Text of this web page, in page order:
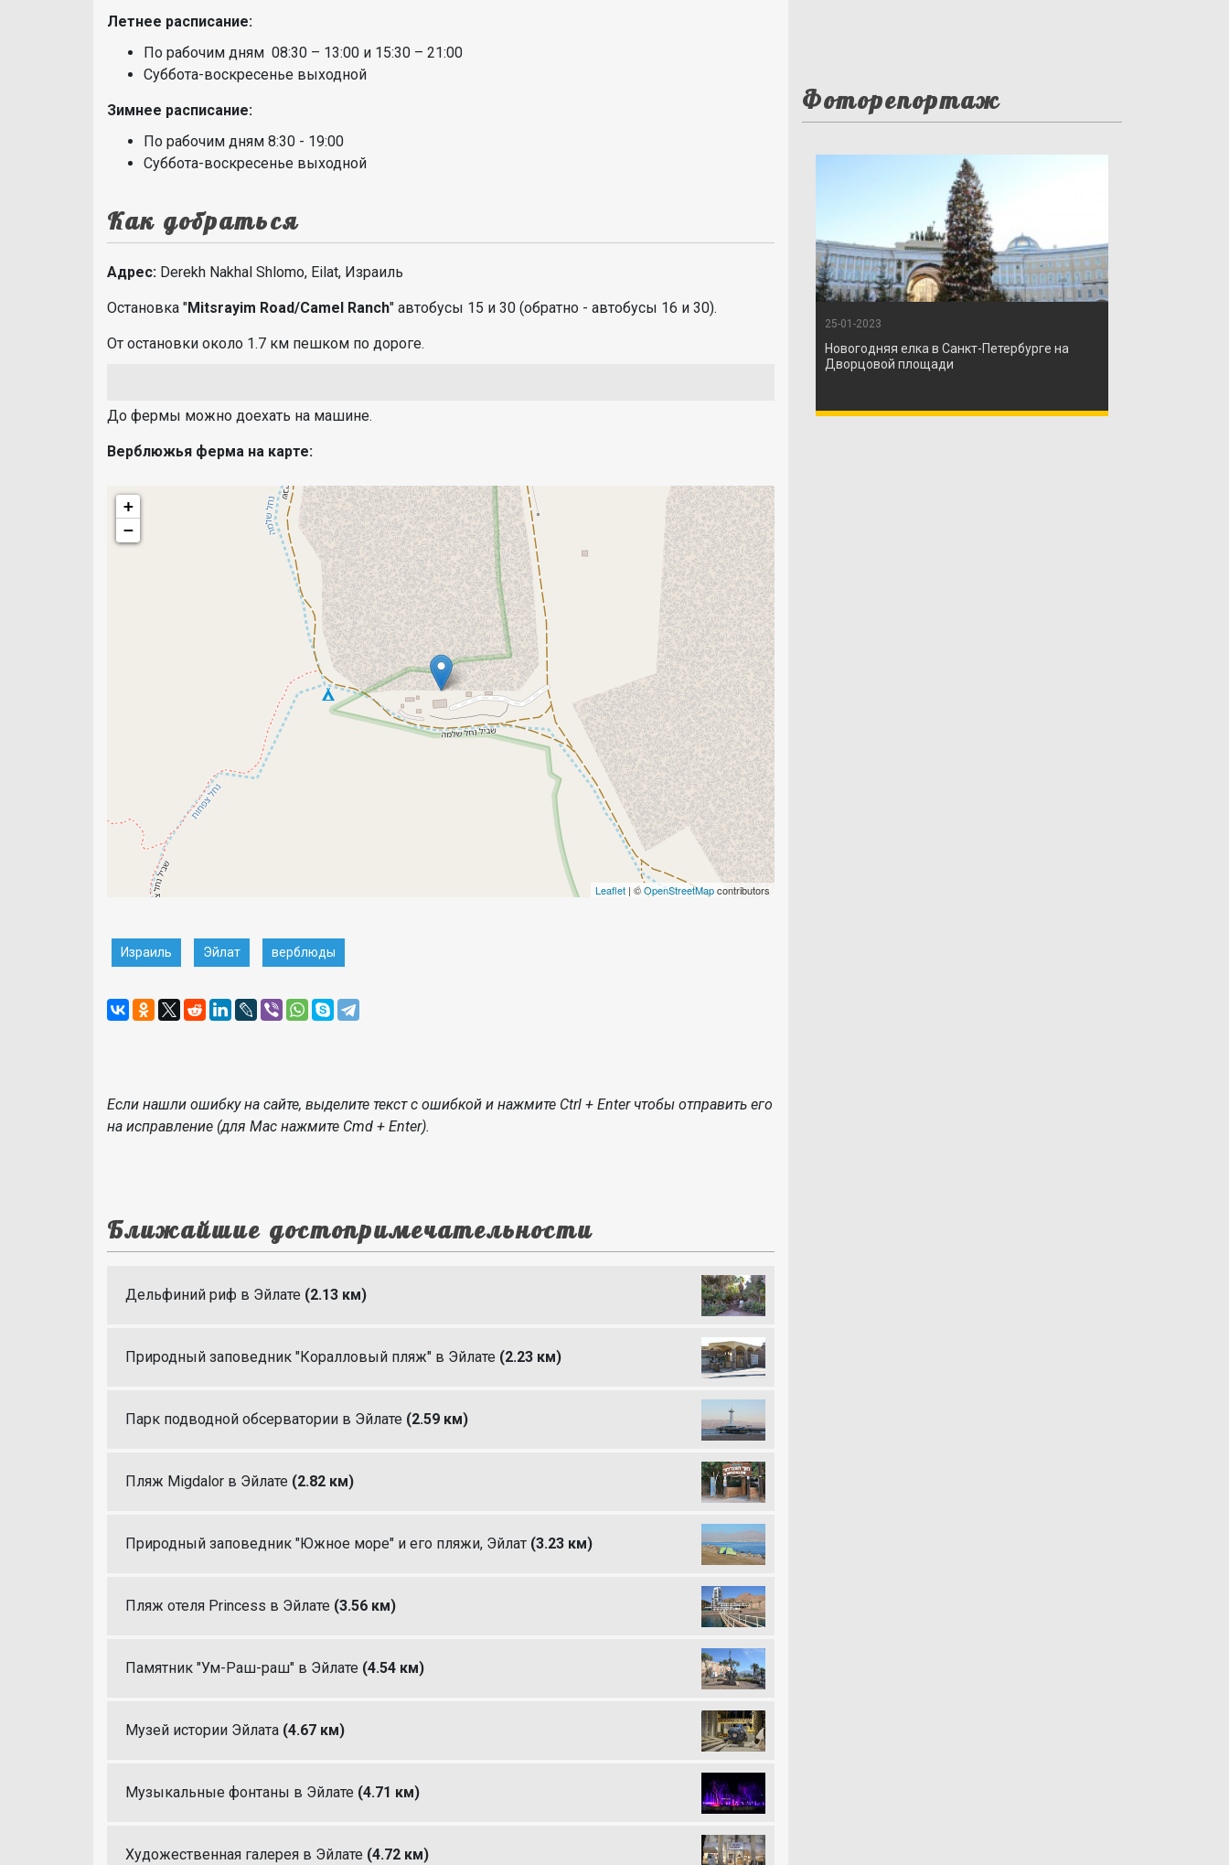
Летнее расписание:
По рабочим дням 08:30 – 13:00 и 15:30 – 21:00
Суббота-воскресенье выходной
Зимнее расписание:
По рабочим дням 8:30 - 19:00
Суббота-воскресенье выходной
Как добраться
Адрес: Derekh Nakhal Shlomo, Eilat, Израиль
Остановка "Mitsrayim Road/Camel Ranch" автобусы 15 и 30 (обратно - автобусы 16 и 30).
От остановки около 1.7 км пешком по дороге.
До фермы можно доехать на машине.
Верблюжья ферма на карте:
+
−
Leaflet | ©OpenStreetMapcontributors
Израиль Эйлат верблюды
Если нашли ошибку на сайте, выделите текст с ошибкой и нажмите Ctrl + Enter чтобы отправить его
на исправление (для Mac нажмите Cmd + Enter).
Ближайшие достопримечательности
Дельфиний риф в Эйлате (2.13 км)
Природный заповедник "Коралловый пляж" в Эйлате (2.23 км)
Парк подводной обсерватории в Эйлате (2.59 км)
Пляж Migdalor в Эйлате (2.82 км)
Природный заповедник "Южное море" и его пляжи, Эйлат (3.23 км)
Пляж отеля Princess в Эйлате (3.56 км)
Памятник "Ум-Раш-раш" в Эйлате (4.54 км)
Музей истории Эйлата (4.67 км)
Музыкальные фонтаны в Эйлате (4.71 км)
Художественная галерея в Эйлате (4.72 км)
Фоторепортаж
25-01-2023
Новогодняя елка в Санкт-Петербурге на
Дворцовой площади